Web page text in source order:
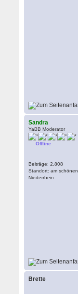
Sandra
YaBB Moderator
Offline
Beiträge: 2.808
Standort: am schönen
Niederrhein
Brette